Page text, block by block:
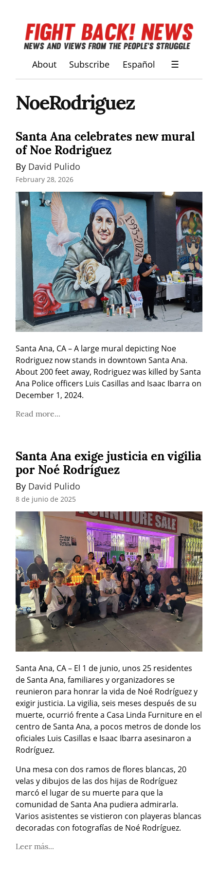
About Subscribe Español ☰
NoeRodriguez
Santa Ana celebrates new mural
of Noe Rodriguez
By David Pulido
February 28, 2026
Santa Ana, CA – A large mural depicting Noe
Rodriguez now stands in downtown Santa Ana.
About 200 feet away, Rodriguez was killed by Santa
Ana Police officers Luis Casillas and Isaac Ibarra on
December 1, 2024.
Read more...
Santa Ana exige justicia en vigilia
por Noé Rodríguez
By David Pulido
8 de junio de 2025
Santa Ana, CA – El 1 de junio, unos 25 residentes
de Santa Ana, familiares y organizadores se
reunieron para honrar la vida de Noé Rodríguez y
exigir justicia. La vigilia, seis meses después de su
muerte, ocurrió frente a Casa Linda Furniture en el
centro de Santa Ana, a pocos metros de donde los
oficiales Luis Casillas e Isaac Ibarra asesinaron a
Rodríguez.
Una mesa con dos ramos de flores blancas, 20
velas y dibujos de las dos hijas de Rodríguez
marcó el lugar de su muerte para que la
comunidad de Santa Ana pudiera admirarla.
Varios asistentes se vistieron con playeras blancas
decoradas con fotografías de Noé Rodríguez.
Leer más...